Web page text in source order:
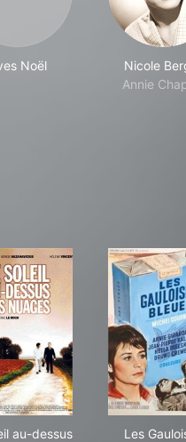
Noël
Nicole
Annie
au-dessus
Les